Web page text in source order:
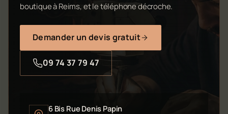
boutique à Reims, et le téléphone décroche.
Demander un devis gratuit
09 74 37 79 47
6 Bis Rue Denis Papin